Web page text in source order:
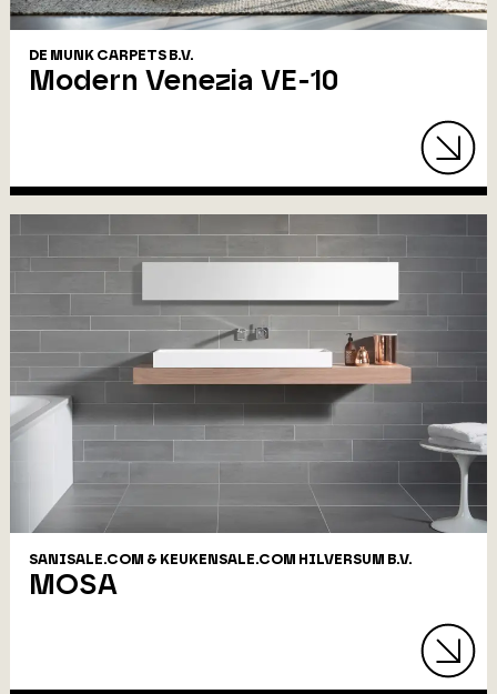
DE MUNK CARPETS B.V.
Modern Venezia VE-10
SANISALE.COM & KEUKENSALE.COM HILVERSUM B.V.
MOSA